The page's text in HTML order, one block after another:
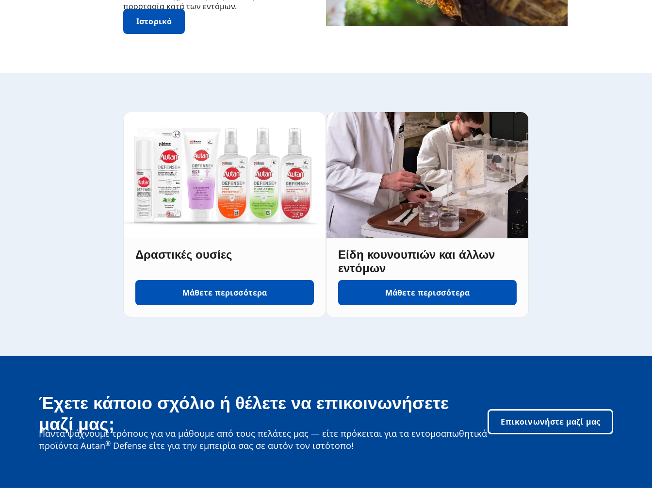
προστασία κατά των εντόμων.
Ιστορικό
Δραστικές ουσίες
Δραστικές ουσίες
Μάθετε περισσότερα
Είδη κουνουπιών και άλλων
εντόμων
Είδη κουνουπιών και άλλων εντόμων
Μάθετε περισσότερα
Έχετε κάποιο σχόλιο ή θέλετε να επικοινωνήσετε
μαζί μας;
Πάντα ψάχνουμε τρόπους για να μάθουμε από τους πελάτες μας — είτε πρόκειται για τα εντομοαπωθητικά
προϊόντα Autan® Defense είτε για την εμπειρία σας σε αυτόν τον ιστότοπο!
Επικοινωνήστε μαζί μας